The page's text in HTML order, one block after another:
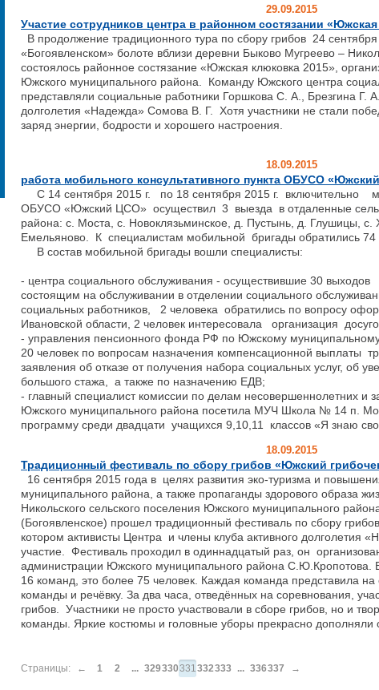
29.09.2015
Участие сотрудников центра в районном состязании
В продолжение традиционного тура по сбору грибов 24
«Богоявленском» болоте вблизи деревни Быково Мугреево –
состоялось районное состязание «Южская клюковка 2015»,
Южского муниципального района. Команду Южского центра
представляли социальные работники Горшкова С. А., Брезгина Г.
долголетия «Надежда» Сомова В. Г. Хотя участники не стали
заряд энергии, бодрости и хорошего настроения.
18.09.2015
работа мобильного консультативного пункта ОБУСО
С 14 сентября 2015 г. по 18 сентября 2015 г. включительно
ОБУСО «Южский ЦСО» осуществил 3 выезда в отдаленные
района: с. Моста, с. Новоклязьминское, д. Пустынь, д. Глушицы, с.
Емельяново. К специалистам мобильной бригады обратились
В состав мобильной бригады вошли специалисты:
- центра социального обслуживания - осуществившие 30
состоящим на обслуживании в отделении социального
социальных работников, 2 человека обратились по вопросу
Ивановской области, 2 человек интересовала организация
- управления пенсионного фонда РФ по Южскому
20 человек по вопросам назначения компенсационной выплаты
заявления об отказе от получения набора социальных услуг, об
большого стажа, а также по назначению ЕДВ;
- главный специалист комиссии по делам несовершеннолетних и
Южского муниципального района посетила МУЧ Школа № 14 п.
программу среди двадцати учащихся 9,10,11 классов «Я знаю
18.09.2015
Традиционный фестиваль по сбору грибов «Южский
16 сентября 2015 года в целях развития эко-туризма и
муниципального района, а также пропаганды здорового образа
Никольского сельского поселения Южского муниципального
(Богоявленское) прошел традиционный фестиваль по сбору
котором активисты Центра и члены клуба активного долголетия
участие. Фестиваль проходил в одиннадцатый раз, он
администрации Южского муниципального района С.Ю.Кропотова.
16 команд, это более 75 человек. Каждая команда представила на
команды и речёвку. За два часа, отведённых на соревнования,
грибов. Участники не просто участвовали в сборе грибов, но и
команды. Яркие костюмы и головные уборы прекрасно дополняли
Страницы: ← 1 2 ... 329330331332333 ... 336337 →